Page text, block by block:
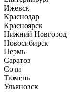
Ижевск
Краснодар
Красноярск
Нижний Новгород
Новосибирск
Пермь
Саратов
Сочи
Тюмень
Ульяновск